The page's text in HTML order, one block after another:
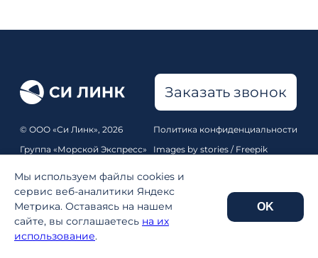
© ООО «Си Линк», 2026
Группа «Морской Экспресс»
Карта сайта
Реквизиты
Политика конфиденциальности
Images by stories / Freepik
Заказать звонок
Мы используем файлы cookies и
сервис веб-аналитики Яндекс
Метрика. Оставаясь на нашем
сайте, вы соглашаетесь на их
использование.
OK